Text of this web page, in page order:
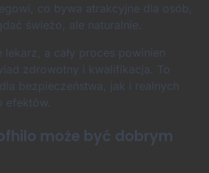
co bywa atrakcyjne dla osób,
świeżo, ale naturalnie.
lekarz, a cały proces powinien
zdrowotny i kwalifikacja. To
bezpieczeństwa, jak i realnych
efektów.
może być dobrym